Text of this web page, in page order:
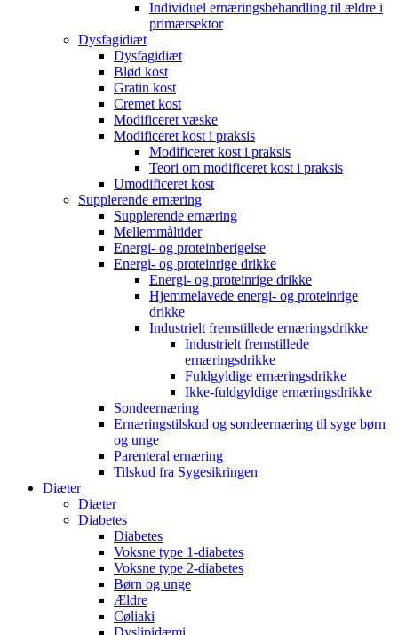
Individuel ernæringsbehandling til ældre i
primærsektor
Dysfagidiæt
Dysfagidiæt
Blød kost
Gratin kost
Cremet kost
Modificeret væske
Modificeret kost i praksis
Modificeret kost i praksis
Teori om modificeret kost i praksis
Umodificeret kost
Supplerende ernæring
Supplerende ernæring
Mellemmåltider
Energi- og proteinberigelse
Energi- og proteinrige drikke
Energi- og proteinrige drikke
Hjemmelavede energi- og proteinrige
drikke
Industrielt fremstillede ernæringsdrikke
Industrielt fremstillede
ernæringsdrikke
Fuldgyldige ernæringsdrikke
Ikke-fuldgyldige ernæringsdrikke
Sondeernæring
Ernæringstilskud og sondeernæring til syge børn
og unge
Parenteral ernæring
Tilskud fra Sygesikringen
Diæter
Diæter
Diabetes
Diabetes
Voksne type 1-diabetes
Voksne type 2-diabetes
Børn og unge
Ældre
Cøliaki
Dyslipidæmi